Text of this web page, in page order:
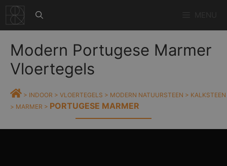
naar
de
inhoudModern Portugese Marmer
Vloertegels
> INDOOR > VLOERTEGELS > MODERN NATUURSTEEN > KALKSTEEN
> MARMER > PORTUGESE MARMER